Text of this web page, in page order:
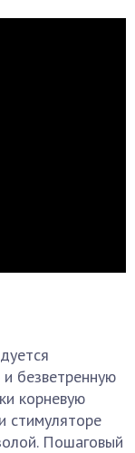
безветренную
корневую
стимуляторе
Пошаговый